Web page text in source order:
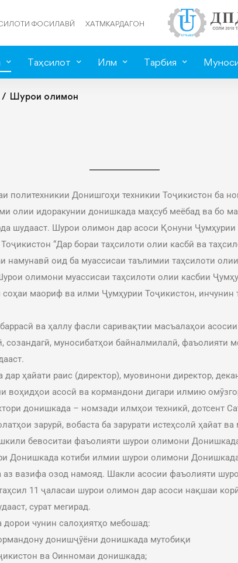
ФОСИЛАВӢ ХАТМКАРДАГОН
Таҳсилот Илм Тарбия
Шурои олимон
политехникии Донишгоҳи техникии Тоҷикистон ба
олии идоракунии донишкада маҳсуб меёбад ва бо
шудааст. Шурои олимон дар асоси Қонуни Ҷумҳурии
“Дар бораи таҳсилоти олии касбӣ ва
намунавӣ оид ба муассисаи таълимии таҳсилоти
олимони муассисаи таҳсилоти олии касбии
маориф ва илми Ҷумҳурии Тоҷикистон,
ва ҳаллу фасли саривақтии масъалаҳои
созандагӣ, муносибатҳои байналмилалӣ, фаъолияти
ҳайати раис (директор), муовинони директор,
воҳидҳои асосӣ ва кормандони дигари илмию
донишкада – номзади илмҳои техникӣ, дотсент
зарурӣ, вобаста ба зарурати истеҳсолӣ ҳайат
бевоситаи фаъолияти шурои олимони
Донишкада котиби илмии шурои олимони
вазифа озод намояд. Шакли асосии фаъолияти
11 ҷаласаи шурои олимон дар асоси нақшаи
сурат мегирад.
чунин салоҳиятҳо мебошад:
донишҷӯёни донишкада мутобиқи
ва Оинномаи донишкада;